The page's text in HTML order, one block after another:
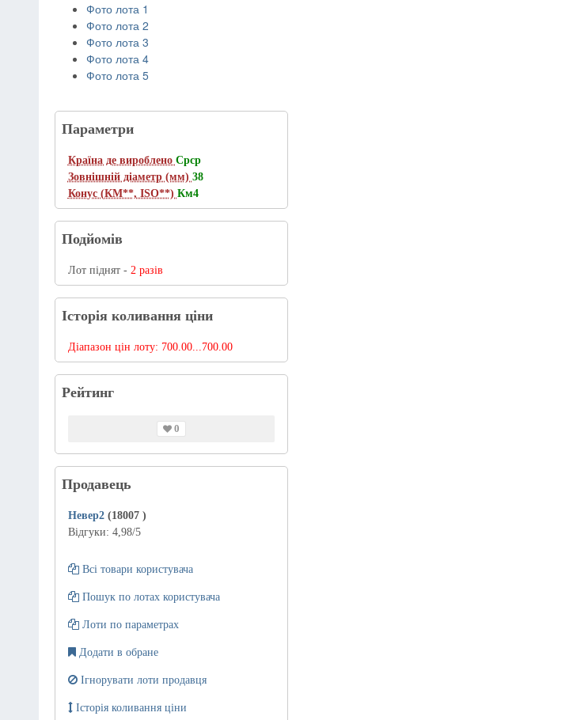
Фото лота 1
Фото лота 2
Фото лота 3
Фото лота 4
Фото лота 5
Параметри
Країна де вироблено Срср
Зовнішній діаметр (мм) 38
Конус (КМ**, ISO**) Км4
Подйомів
Лот піднят - 2 разів
Історія коливання ціни
Діапазон цін лоту: 700.00...700.00
Рейтинг
0
Продавець
Невер2 (18007 )
Відгуки: 4,98/5
Всі товари користувача
Пошук по лотах користувача
Лоти по параметрах
Додати в обране
Ігнорувати лоти продавця
Історія коливання ціни